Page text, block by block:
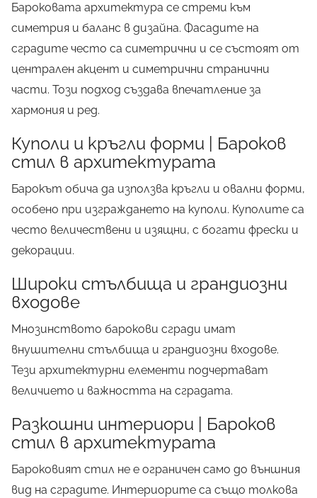
Бароковата архитектура се стреми към
симетрия и баланс в дизайна. Фасадите на
сградите често са симетрични и се състоят от
централен акцент и симетрични странични
части. Този подход създава впечатление за
хармония и ред.
Куполи и кръгли форми | Бароков
стил в архитектурата
Барокът обича да използва кръгли и овални форми,
особено при изграждането на куполи. Куполите са
често величествени и изящни, с богати фрески и
декорации.
Широки стълбища и грандиозни
входове
Мнозинството барокови сгради имат
внушителни стълбища и грандиозни входове.
Тези архитектурни елементи подчертават
величието и важността на сградата.
Разкошни интериори | Бароков
стил в архитектурата
Бароковият стил не е ограничен само до външния
вид на сградите. Интериорите са също толкова